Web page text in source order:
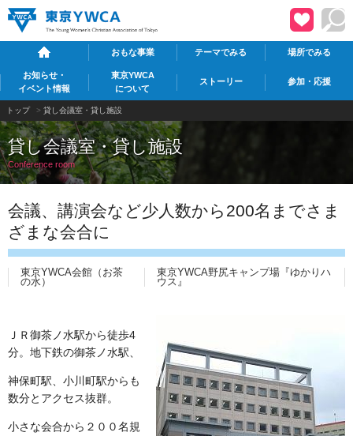
おもな事業 テーマでみる 場所でみる
お知らせ・
イベント情報
東京YWCA
について
ストーリー 参加・応援
トップ > 貸し会議室・貸し施設
貸し会議室・貸し施設
Conference room
会議、講演会など少人数から200名までさま
ざまな会合に
東京YWCA会館（お茶
の水）
東京YWCA野尻キャンプ場『ゆかりハ
ウス』
ＪＲ御茶ノ水駅から徒歩4
分。地下鉄の御茶ノ水駅、
神保町駅、小川町駅からも
数分とアクセス抜群。
小さな会合から２００名規